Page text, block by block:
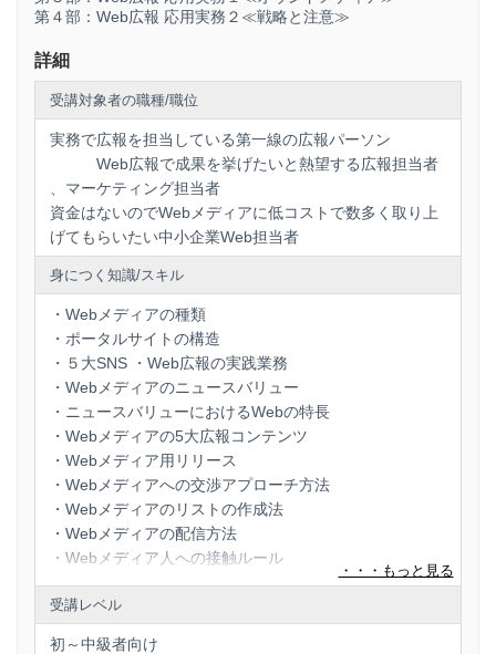
Web広報は、従来の広報スキルに加え特殊なリリースの作
ンドメディア活用も必須となります。
本講座は、Webメディアの基本的などアプローチ手法と、そ
の方法を具体的な展開方法をわかりやすく、すぐに実践でき
るようにした講座となります。
＜対象＞実務で広報を担当している第一線の広報パーソン
Web広報で成果を挙げたいと熱望する広報担当
者、マーケティング担当者
資金はないのでWebメディアに低コストで数多
く取り上げてもらいたい中小企業Web担当者
本講座はオンライン講座のため、広報やマーケティングの現
場で活躍する、なかなか時間が取れないビジネスパーソンで
も多忙な業務の合間にどこにいても受講でき、短時間で効率
的にノウハウを習得できます。広報部はもちろん、マーケテ
ィング部、経営企画や広告関連部署の方でも、「Web広報」
をマスターしたいというビジネスパーソンにも短時間で無理
なく習得できます。
本講座は「Web広報」で多数の実績のある一流マーケティン
グPRプランナーがマル秘ともいえるそのノウハウを余すこと
なくレクチャーするとともに、Web広報のメソッドを約5時
間の速習で習得できる貴重な講座です。
なお、テレビや新聞などの既存メディアの基本広報をマスタ
ーした上での応用の広報となります。
第４部：Web広報 応用実務２≪戦略と注意≫
詳細
受講対象者の職種/職位
実務で広報を担当している第一線の広報パーソン
Web広報で成果を挙げたいと熱望する広報担当者
、マーケティング担当者
資金はないのでWebメディアに低コストで数多く取り上
げてもらいたい中小企業Web担当者
身につく知識/スキル
・Webメディアの種類
・ポータルサイトの構造
・５大SNS ・Web広報の実践業務
・Webメディアのニュースバリュー
・ニュースバリューにおけるWebの特長
・Webメディアの5大広報コンテンツ
・Webメディア用リリース
・Webメディアへの交渉アプローチ方法
・Webメディアのリストの作成法
・Webメディアの配信方法
・Webメディア人への接触ルール
・オウンドメディアのライティング技術
・Web広報における情報拡散戦略
受講レベル
初～中級者向け